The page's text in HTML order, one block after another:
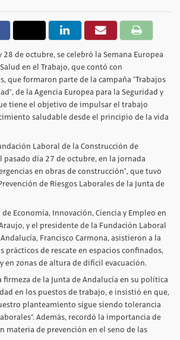
28 de octubre, se celebró la Semana Europea
en el Trabajo, que contó con
que formaron parte de la campaña "Trabajos
de la Agencia Europea para la Seguridad y
tiene el objetivo de impulsar el trabajo
saludable desde el principio de la vida
Laboral de la Construcción de
pasado día 27 de octubre, en la jornada
en obras de construcción", que tuvo
de Riesgos Laborales de la Junta de
Economía, Innovación, Ciencia y Empleo en
y el presidente de la Fundación Laboral
Francisco Carmona, asistieron a la
prácticos de rescate en espacios confinados,
en zonas de altura de difícil evacuación.
firmeza de la Junta de Andalucía en su política
en los puestos de trabajo, e insistió en que,
planteamiento sigue siendo tolerancia
Además, recordó la importancia de
materia de prevención en el seno de las